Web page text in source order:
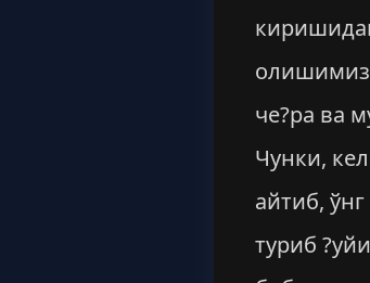
олишимиз
че?ра ва
Чунки,
айтиб,
туриб